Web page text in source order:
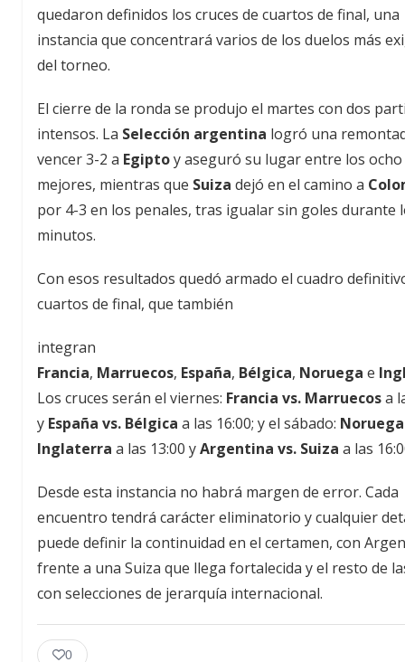
quedaron definidos los cruces de cuartos de final, una
instancia que concentrará varios de los duelos más
del torneo.
El cierre de la ronda se produjo el martes con dos
intensos. La Selección argentina logró una
vencer 3-2 a Egiptoy aseguró su lugar entre los ocho
mejores, mientras que Suiza dejó en el camino a
por 4-3 en los penales, tras igualar sin goles durante
minutos.
Con esos resultados quedó armado el cuadro
cuartos de final, que también
integran
Francia, Marruecos, España, Bélgica, Noruega e
Los cruces serán el viernes: Francia vs. Marruecosa
y España vs. Bélgica a las 16:00; y el sábado:
Inglaterra a las 13:00 yArgentina vs. Suiza a las
Desde esta instancia no habrá margen de error. Cada
encuentro tendrá carácter eliminatorio y cualquier
puede definir la continuidad en el certamen, con
frente a una Suiza que llega fortalecida y el resto de
con selecciones de jerarquía internacional.
0